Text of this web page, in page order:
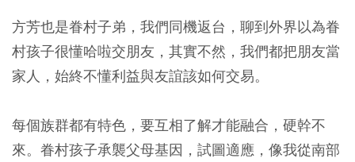
方芳也是眷村子弟，我們同機返台，聊到外界以為眷
村孩子很懂哈啦交朋友，其實不然，我們都把朋友當
家人，始終不懂利益與友誼該如何交易。
每個族群都有特色，要互相了解才能融合，硬幹不
來。眷村孩子承襲父母基因，試圖適應，像我從南部